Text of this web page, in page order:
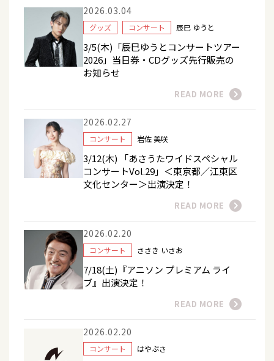
2026.03.04
グッズ コンサート 辰巳 ゆうと
3/5(木)「辰巳ゆうとコンサートツアー
2026」当日券・CDグッズ先行販売の
お知らせ
READ MORE
2026.02.27
コンサート 岩佐 美咲
3/12(木) 「あさうたワイドスペシャル
コンサートVol.29」＜東京都／江東区
文化センター＞出演決定！
READ MORE
2026.02.20
コンサート ささき いさお
7/18(土)『アニソン プレミアム ライ
ブ』出演決定！
READ MORE
2026.02.20
コンサート はやぶさ